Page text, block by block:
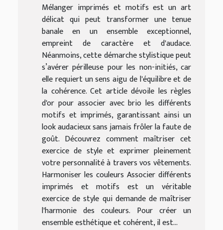
Mélanger imprimés et motifs est un art
délicat qui peut transformer une tenue
banale en un ensemble exceptionnel,
empreint de caractère et d'audace.
Néanmoins, cette démarche stylistique peut
s’avérer périlleuse pour les non-initiés, car
elle requiert un sens aigu de l'équilibre et de
la cohérence. Cet article dévoile les règles
d'or pour associer avec brio les différents
motifs et imprimés, garantissant ainsi un
look audacieux sans jamais frôler la faute de
goût. Découvrez comment maîtriser cet
exercice de style et exprimer pleinement
votre personnalité à travers vos vêtements.
Harmoniser les couleurs Associer différents
imprimés et motifs est un véritable
exercice de style qui demande de maîtriser
l'harmonie des couleurs. Pour créer un
ensemble esthétique et cohérent, il est...